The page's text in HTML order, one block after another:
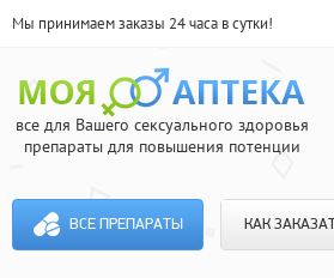
Мы принимаем заказы 24 часа в сутки!
все для Вашего сексуального здоровья
препараты для повышения потенции
ВСЕ ПРЕПАРАТЫ КАК